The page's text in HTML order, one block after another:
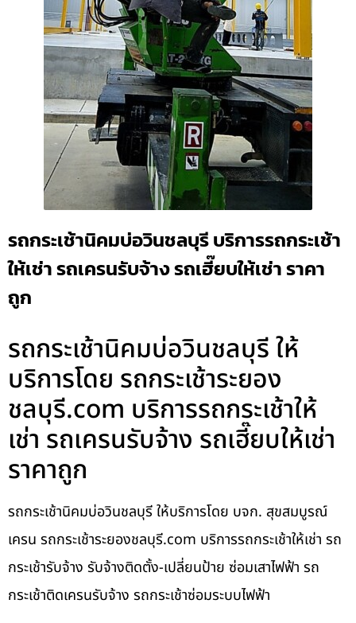
รถกระเช้านิคมบ่อวินชลบุรี บริการรถกระเช้า
ให้เช่า รถเครนรับจ้าง รถเฮี๊ยบให้เช่า ราคา
ถูก
รถกระเช้านิคมบ่อวินชลบุรี ให้
บริการโดย รถกระเช้าระยอง
ชลบุรี.com บริการรถกระเช้าให้
เช่า รถเครนรับจ้าง รถเฮี๊ยบให้เช่า
ราคาถูก
รถกระเช้านิคมบ่อวินชลบุรี ให้บริการโดย บจก. สุขสมบูรณ์
เครน รถกระเช้าระยองชลบุรี.com บริการรถกระเช้าให้เช่า รถ
กระเช้ารับจ้าง รับจ้างติดตั้ง-เปลี่ยนป้าย ซ่อมเสาไฟฟ้า รถ
กระเช้าติดเครนรับจ้าง รถกระเช้าซ่อมระบบไฟฟ้า